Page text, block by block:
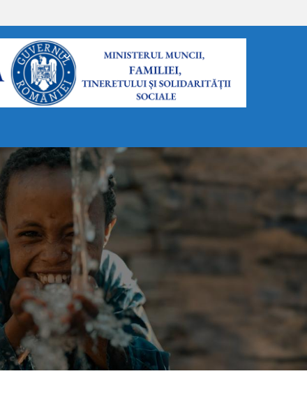
FORMULARE